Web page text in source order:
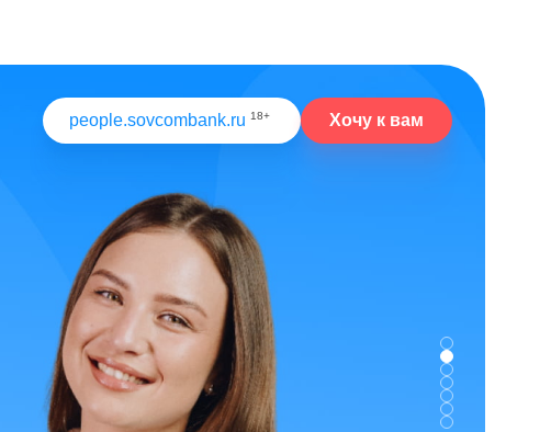
people.sovcombank.ru 18+ Хочу к вам